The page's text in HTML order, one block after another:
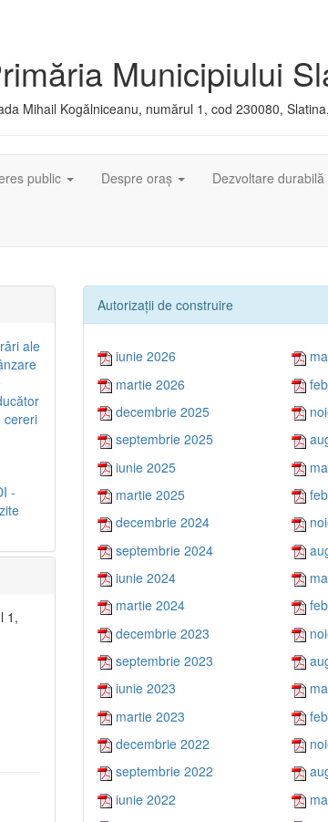
Municipiului
Mihail Kogălniceanu, numărul 1, cod 230080,
public Despre oraș Dezvoltare durabilă
Autorizaţii de construire
iunie 2026
martie 2026
decembrie 2025
septembrie 2025
iunie 2025
martie 2025
decembrie 2024
septembrie 2024
iunie 2024
martie 2024
decembrie 2023
septembrie 2023
iunie 2023
martie 2023
decembrie 2022
septembrie 2022
iunie 2022
ale
cereri
-
1,